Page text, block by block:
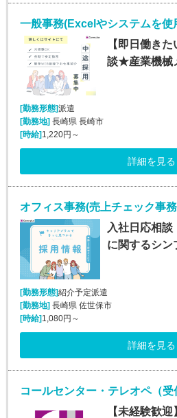
【即日働き
談★産業機械
[勤務形態]派遣
[勤務地] 長崎県 長崎市
[時給] 1,220円～
詳細を見る
入社日応相
に関するシ
[勤務形態]紹介予定派遣
[勤務地] 長崎県 佐世保市
[時給] 1,080円～
詳細を見る
【未経験歓